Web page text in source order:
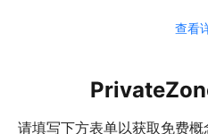
查看
请填写下方表单以获取免费